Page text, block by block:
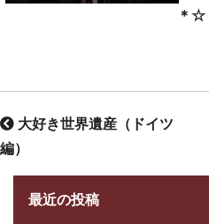
＊☆
大好き世界遺産（ドイツ
編）
最近の投稿